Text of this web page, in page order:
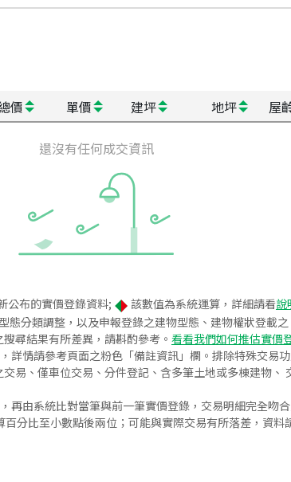
價 單價 建坪 地坪 屋
還沒有任何成交資訊
公布的實價登錄資料; 該數值為系統運算，詳細請看說
分類調整，以及申報登錄之建物型態、建物權狀登載
尋結果有所差異，請斟酌參考。 看看我們如何推估實價
詳情請參考頁面之粉色「備註資訊」欄。排除特殊交易
易、僅車位交易、分件登記、含多筆土地或多棟建物、
再由系統比對當筆與前一筆實價登錄，交易明細完全吻
分比至小數點後兩位；可能與實際交易有所落差，資料